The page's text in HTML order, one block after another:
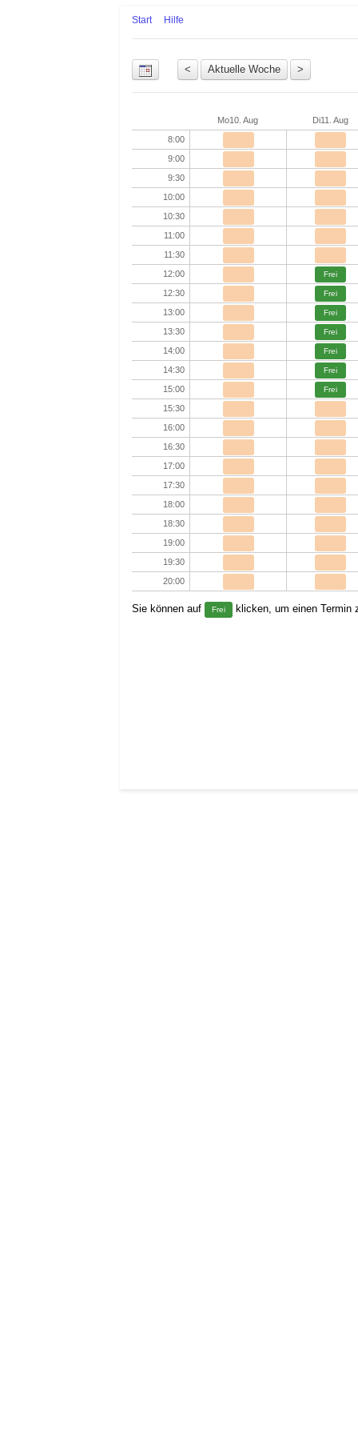
Start Hilfe
Mo10. Aug Di11. Aug
8:00
9:00
9:30
10:00
10:30
11:00
11:30
12:00
Frei
12:30 Frei
13:00 Frei
13:30 Frei
14:00 Frei
14:30 Frei
15:00 Frei
15:30
16:00
16:30
17:00
17:30
18:00
18:30
19:00
19:30
20:00
Sie können auf Frei klicken, um einen Termin